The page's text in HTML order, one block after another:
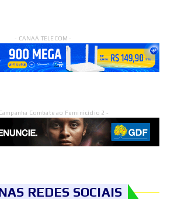
- CANAÃ TELECOM -
Combate ao Feminicídio 2 -
REDES SOCIAIS